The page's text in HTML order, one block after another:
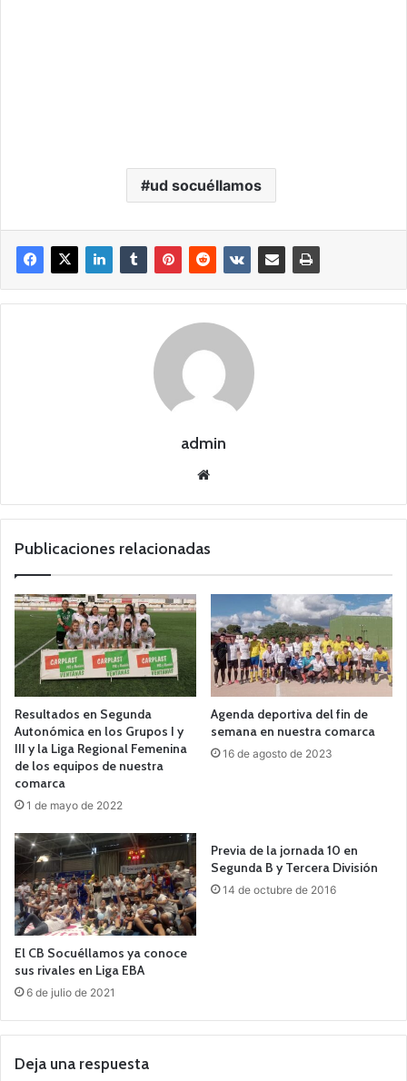
ud socuéllamos
admin
we
Publicaciones relacionadas
Resultados en Segunda
Autonómica en los Grupos I y
III y la Liga Regional Femenina
de los equipos de nuestra
comarca
1 de mayo de 2022
Agenda deportiva del fin de
semana en nuestra comarca
16 de agosto de 2023
El CB Socuéllamos ya conoce
sus rivales en Liga EBA
6 de julio de 2021
Previa de la jornada 10 en
Segunda B y Tercera División
14 de octubre de 2016
Deja una respuesta